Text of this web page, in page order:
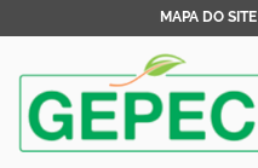
MAPA DO SITE